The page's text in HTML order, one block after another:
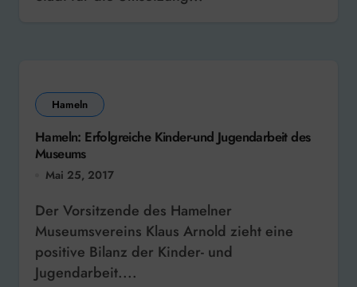
Hameln
Hameln: Erfolgreiche Kinder-und Jugendarbeit des
Museums
Mai 25, 2017
Der Vorsitzende des Hamelner
Museumsvereins Klaus Arnold zieht eine
positive Bilanz der Kinder- und
Jugendarbeit....